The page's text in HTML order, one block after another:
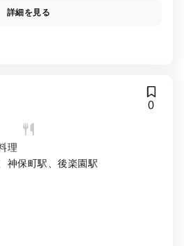
詳細を見る
0
理
神保町駅、後楽園駅